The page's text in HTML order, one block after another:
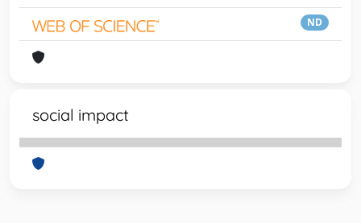
ND
social impact